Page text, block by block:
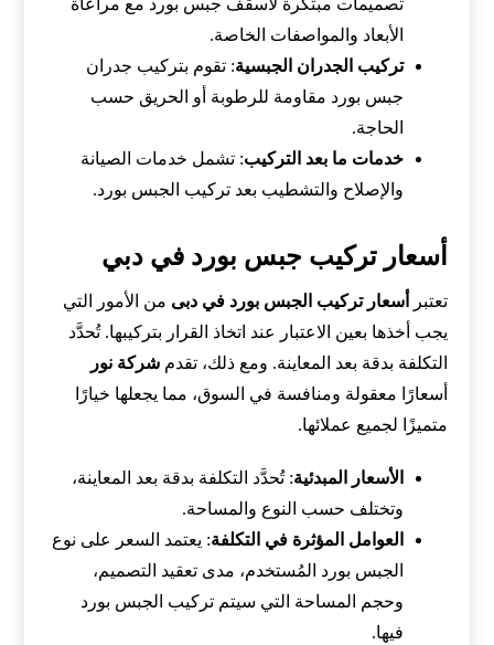
تصميمات مبتكرة لأسقف جبس بورد مع مراعاة
الأبعاد والمواصفات الخاصة.
تركيب الجدران الجبسية: تقوم بتركيب جدران
جبس بورد مقاومة للرطوبة أو الحريق حسب
الحاجة.
خدمات ما بعد التركيب: تشمل خدمات الصيانة
والإصلاح والتشطيب بعد تركيب الجبس بورد.
أسعار تركيب جبس بورد في دبي
تعتبر أسعار تركيب الجبس بورد في دبى من الأمور التي
يجب أخذها بعين الاعتبار عند اتخاذ القرار بتركيبها. تُحدَّد
التكلفة بدقة بعد المعاينة. ومع ذلك، تقدمشركة نور
أسعارًا معقولة ومنافسة في السوق، مما يجعلها خيارًا
متميزًا لجميع عملائها.
الأسعار المبدئية: تُحدَّد التكلفة بدقة بعد المعاينة،
وتختلف حسب النوع والمساحة.
العوامل المؤثرة في التكلفة: يعتمد السعر على نوع
الجبس بورد المُستخدم، مدى تعقيد التصميم،
وحجم المساحة التي سيتم تركيب الجبس بورد
فيها.